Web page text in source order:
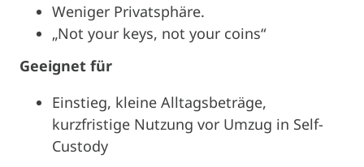
Weniger Privatsphäre.
„Not your keys, not your coins“
Geeignet für
Einstieg, kleine Alltagsbeträge,
kurzfristige Nutzung vor Umzug in Self-
Custody